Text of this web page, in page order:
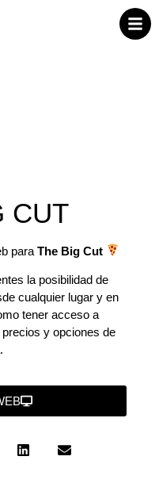
CUT
para The Big Cut
la posibilidad de
cualquier lugar y en
tener acceso a
y opciones de